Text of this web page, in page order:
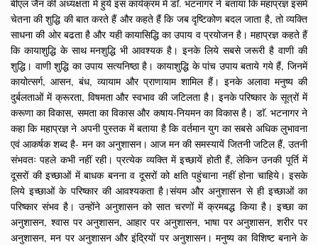
बीएल जैन की अध्यक्षता में हुये इस कार्यक्रम में डाॅ. भटनागर ने बताया कि महाप्रज्ञ इसमें
चेतना की शुद्धि की बात करते हैं और कहते हैं कि जब दृष्टिकोण बदल जाता है, तो व्यक्ति
साधना की ओर बढता है और यही कायासिद्धि का उपाय व प्रयोजन है। महाप्रज्ञ कहते हैं
कि कायाशुद्धि के साथ मनशुद्धि भी आवश्यक है। इनके लिये सबसे जरूरी है वाणी की
शुद्धि। वाणी शुद्धि का उपाय सत्यनिष्ठा है। कायाशुद्धि के पांच उपाय बताये गये हैं, जिनमें
कायोत्सर्ग, आसन, बंध, व्यायाम और प्राणायाम शामिल हैं। इनके अलावा मनुष्य की
दुर्बलताओं में क्रूरता, विषमता और स्वभाव की जटिलता है। इनके परिष्कार के सूत्रों में
करूणा का विकास, समता का विकास और कषाय-नियमन का विकास है। डाॅ. भटनागर ने
कहा कि महाप्रज्ञ ने अपनी पुस्तक में बताया है कि वर्तमान युग का सबसे अधिक लुभावना
एवं आकर्षक शब्द है- मन का अनुशासन। आज मन की समस्यायें जितनी जटिल हैं, उतनी
संभवतः पहले कभी नहीं रही। प्रत्येक व्यक्ति में इच्छायें होती हैं, लेकिन उनकी पूर्ति में
दूसरों की इच्छाओं में बाधक बनना व दूसरों को क्षति पहुंचाना नहीं होना चाहिये। इसके
लिये इच्छाओं के परिष्कार की आवश्यकता है।संयम और अनुशासन से ही इच्छाओं का
परिष्कार संभव है। उन्होंने अनुशासन को सात चरणों में क्रमबद्ध किया है। इच्छा का
अनुशासन, श्वास पर अनुशासन, आहार पर अनुशासन, भाषा पर अनुशासन, शरीर पर
अनुशासन, मन पर अनुशासन और इंद्रियों पर अनुशासन। मनुष्य का विशिष्ट बनाने के